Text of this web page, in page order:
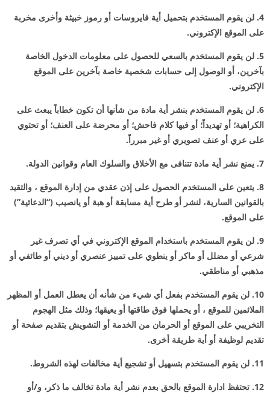
4. لن يقوم المستخدم بتحميل أية فايروسات أو رموز خبيثة وأخرى مخربة
على الموقع الإكتروني.
5. لن يقوم المستخدم بالسعي للحصول على معلومات الدخول الخاصة
بآخرين، أو الوصول إلى حسابات شخصية خاصة بآخرين على الموقع
الإكتروني.
6. لن يقوم المستخدم بنشر أية مادة من شأنها أن تكون خطاباً يبعث على
الكراهية؛ أو تهديداً؛ أو فيها كلام فاحش؛ أو محرضة على العنف؛ أو تحتوي
على عري أو عنف تصويري أو غير مبرراً.
7. يمنع نشر أية مادة تتنافى مع الأخلاق والسلوك العام وقوانين الدولة.
8. يتعين على المستخدم الحصول على إذن عقدي من إدارة الموقع ، والتقيد
بالقوانين السارية، لنشر أو طرح أية مسابقة أو هبة أو يانصيب (“الدعائية”)
على الموقع.
9. لن يقوم المستخدم باستخدام الموقع الإكتروني في أي تصرف غير
شرعي أو مضلل أو ماكر أو ينطوي على تمييز عنصري أو ديني أو طائفي أو
مذهبي أو مناطقي.
10. لن يقوم المستخدم بفعل أي شيء من شأنه أن يعطل العمل أو المظهر
الملائمين للموقع ، أو يحملها فوق طاقتها أو يعيقها؛ وذلك مثل الهجوم
التخريبي على الموقع أو الحرمان من الخدمة أو التشويش بتقديم صفحة أو
تقديم لوظيفة أو أية طريقة أخرى.
11. لن يقوم المستخدم بتسهيل أو تشجيع أية مخالفات لهذه الشروط.
12. تحتفظ ادارة الموقع بالحق بعدم نشر أية مادة تخالف ما ذكر، و/أو